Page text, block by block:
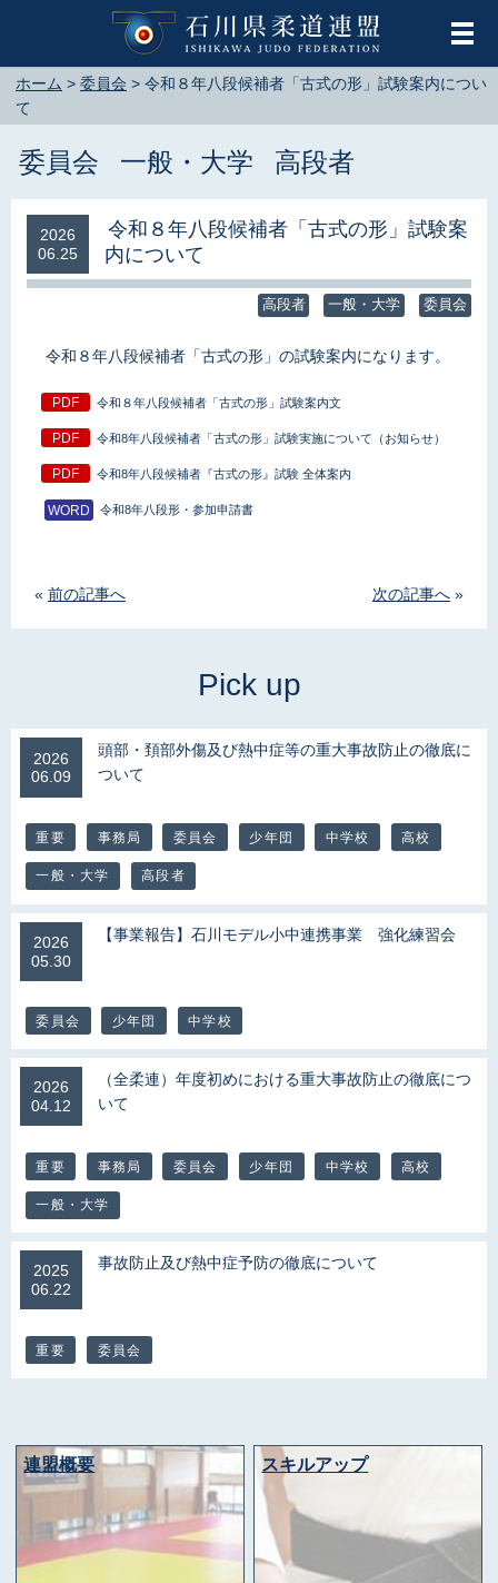
メ
ホーム > 委員会 > 令和８年八段候補者「古式の形」試験案内につい
て
委員会 一般・大学 高段者
2026
06.25
令和８年八段候補者「古式の形」試験案
内について
委員会
一般・大学
高段者
令和８年八段候補者「古式の形」の試験案内になります。
令和８年八段候補者「古式の形」試験案内文
令和8年八段候補者「古式の形」試験実施について（お知らせ）
令和8年八段候補者『古式の形』試験 全体案内
令和8年八段形・参加申請書
« 前の記事へ 次の記事へ »
2026
06.09
頭部・頚部外傷及び熱中症等の重大事故防止の徹底に
ついて
重要 事務局 委員会 少年団 中学校 高校
一般・大学 高段者
2026
05.30
【事業報告】石川モデル小中連携事業 強化練習会
委員会 少年団 中学校
2026
04.12
（全柔連）年度初めにおける重大事故防止の徹底につ
いて
重要 事務局 委員会 少年団 中学校 高校
一般・大学
2025
06.22
事故防止及び熱中症予防の徹底について
重要 委員会
連盟概要 スキルアップ